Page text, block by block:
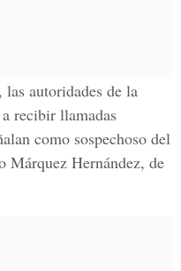
las autoridades de la
recibir llamadas
como sospechoso del
Hernández, de